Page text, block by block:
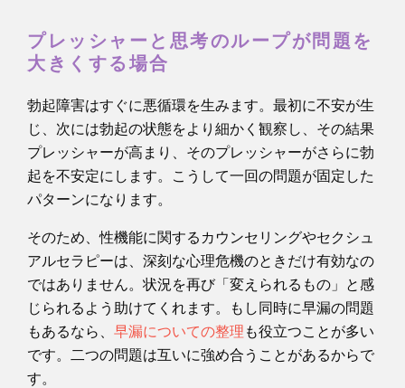
プレッシャーと思考のループが問題を
大きくする場合
勃起障害はすぐに悪循環を生みます。最初に不安が生
じ、次には勃起の状態をより細かく観察し、その結果
プレッシャーが高まり、そのプレッシャーがさらに勃
起を不安定にします。こうして一回の問題が固定した
パターンになります。
そのため、性機能に関するカウンセリングやセクシュ
アルセラピーは、深刻な心理危機のときだけ有効なの
ではありません。状況を再び「変えられるもの」と感
じられるよう助けてくれます。もし同時に早漏の問題
もあるなら、 早漏についての整理 も役立つことが多い
です。二つの問題は互いに強め合うことがあるからで
す。